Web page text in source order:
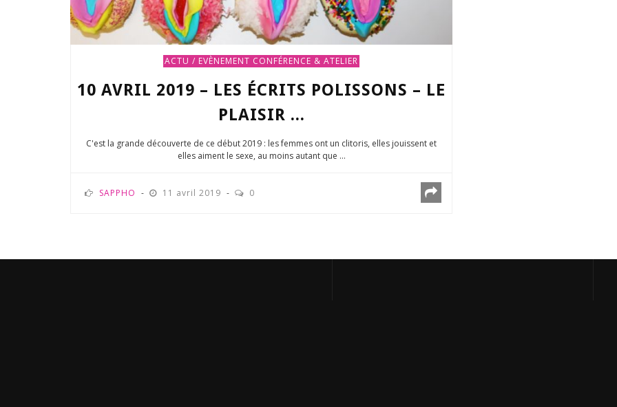
ACTU / EVÈNEMENT CONFÉRENCE & ATELIER
10 AVRIL 2019 – LES ÉCRITS POLISSONS – LE
PLAISIR ...
C'est la grande découverte de ce début 2019 : les femmes ont un clitoris, elles jouissent et
elles aiment le sexe, au moins autant que ...
SAPPHO 11 avril 2019 0